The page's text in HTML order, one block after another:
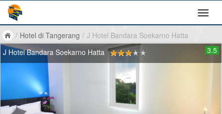
/ Hotel di Tangerang / J Hotel Bandara Soekarno Hatta
J Hotel Bandara Soekarno Hatta
3.5